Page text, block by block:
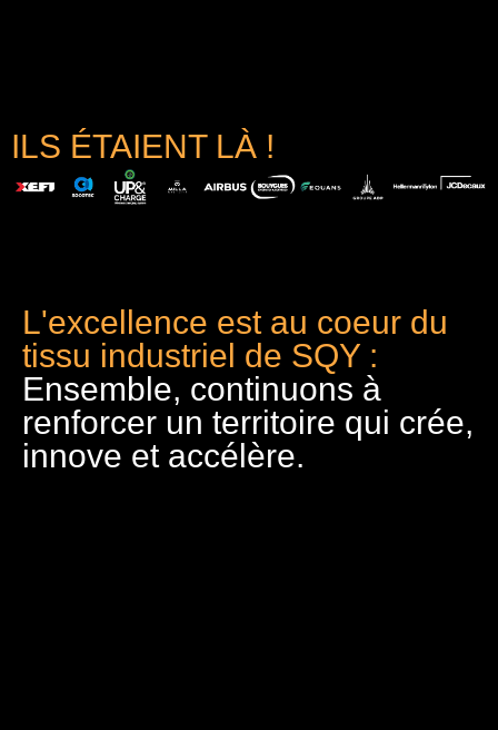
ILS ÉTAIENT LÀ !
L'excellence est au coeur du
tissu industriel de SQY :
Ensemble, continuons à
renforcer un territoire qui crée,
innove et accélère.